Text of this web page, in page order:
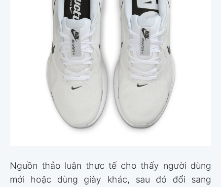
Nguồn thảo luận thực tế cho thấy người dùng
mới hoặc dùng giày khác, sau đó đổi sang